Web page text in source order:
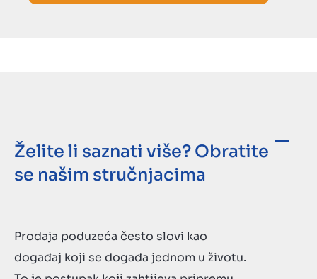
Želite li saznati više? Obratite
se našim stručnjacima
Prodaja poduzeća često slovi kao
događaj koji se događa jednom u životu.